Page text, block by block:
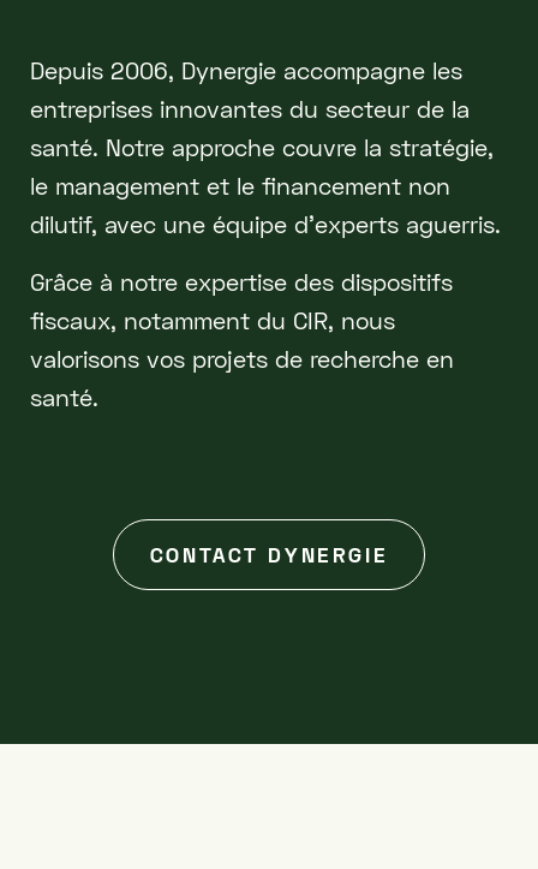
Depuis 2006, Dynergie accompagne les
entreprises innovantes du secteur de la
santé. Notre approche couvre la stratégie,
le management et le financement non
dilutif, avec une équipe d'experts aguerris.
Grâce à notre expertise des dispositifs
fiscaux, notamment du CIR, nous
valorisons vos projets de recherche en
santé.
CONTACT DYNERGIE